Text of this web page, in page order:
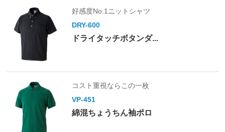
好感度No.1ニットシャツ
DRY-600
ドライタッチボタンダ...
コスト重視ならこの一枚
VP-451
綿混ちょうちん袖ポロ